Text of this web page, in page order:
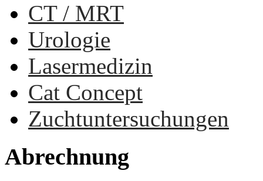
CT / MRT
Urologie
Lasermedizin
Cat Concept
Zuchtuntersuchungen
Abrechnung